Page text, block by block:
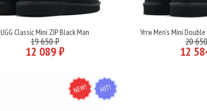
Подробнее
UGG Classic Mini ZIP Black Man
19 650 ₽
12 089 ₽
Угги Men's Mini
20
12
NEW HIT